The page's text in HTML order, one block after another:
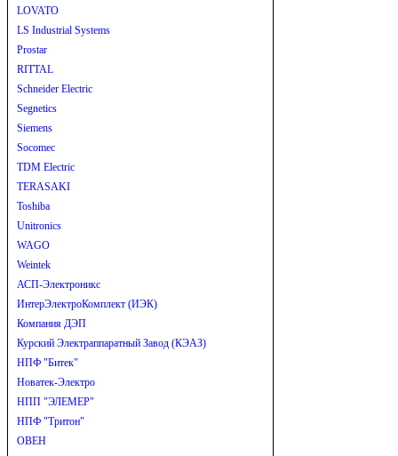
LOVATO
LS Industrial Systems
Prostar
RITTAL
Schneider Electric
Segnetics
Siemens
Socomec
TDM Electric
TERASAKI
Toshiba
Unitronics
WAGO
Weintek
АСП-Электроникс
ИнтерЭлектроКомплект (ИЭК)
Компания ДЭП
Курский Электраппаратный Завод (КЭАЗ)
НПФ "Битек"
Новатек-Электро
НПП "ЭЛЕМЕР"
НПФ "Тритон"
ОВЕН